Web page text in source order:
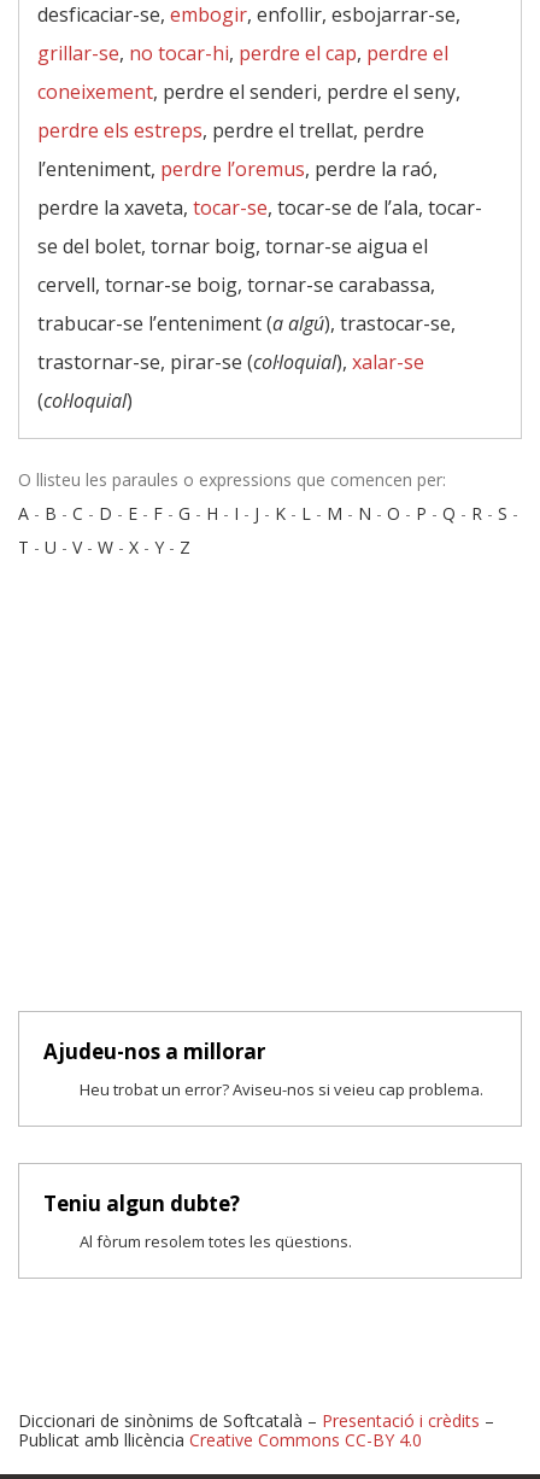
desficaciar-se, embogir, enfollir, esbojarrar-se,
grillar-se, no tocar-hi, perdre el cap, perdre el
coneixement, perdre el senderi, perdre el seny,
perdre els estreps, perdre el trellat, perdre
l’enteniment, perdre l’oremus, perdre la raó,
perdre la xaveta, tocar-se, tocar-se de l’ala, tocar-
se del bolet, tornar boig, tornar-se aigua el
cervell, tornar-se boig, tornar-se carabassa,
trabucar-se l’enteniment (a algú), trastocar-se,
trastornar-se, pirar-se (col·loquial), xalar-se
(col·loquial)
O llisteu les paraules o expressions que comencen per:
A - B - C - D - E - F - G - H - I - J - K - L - M - N - O - P - Q - R - S -
T - U - V- W - X - Y - Z
Ajudeu-nos a millorar
Heu trobat un error? Aviseu-nos si veieu cap problema.
Teniu algun dubte?
Al fòrum resolem totes les qüestions.
Diccionari de sinònims de Softcatalà – Presentació i crèdits –
Publicat amb llicència Creative Commons CC-BY 4.0